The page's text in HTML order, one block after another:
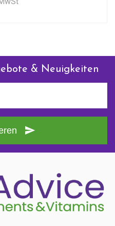
& Neuigkeiten